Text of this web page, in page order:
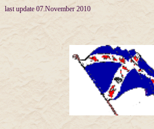
last update 07.November 2010